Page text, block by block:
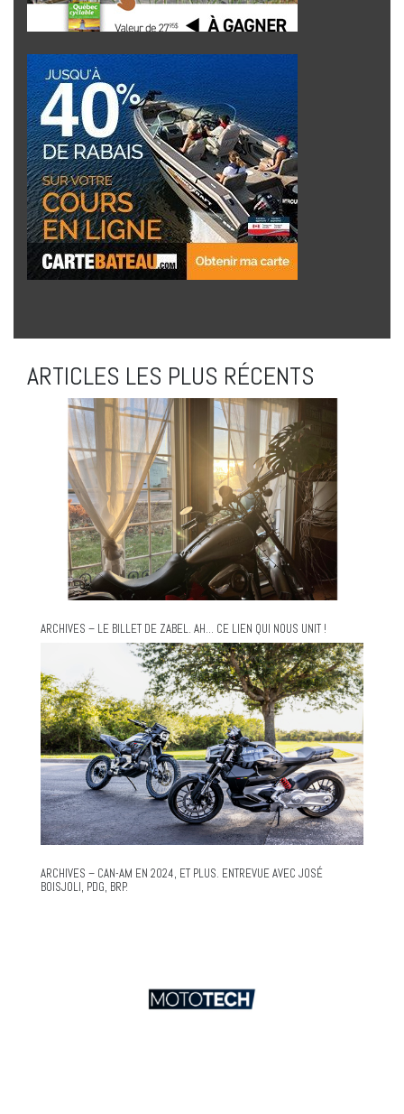
ARTICLES LES PLUS RÉCENTS
ARCHIVES – LE BILLET DE ZABEL. AH… CE LIEN QUI NOUS UNIT !
ARCHIVES – CAN-AM EN 2024, ET PLUS. ENTREVUE AVEC JOSÉ
BOISJOLI, PDG, BRP.